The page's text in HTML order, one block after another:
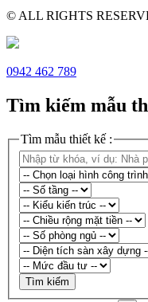
© ALL RIGHTS
0942 462 789
Tìm kiếm mẫu
Tìm mẫu thiết kế :
Tìm kiếm